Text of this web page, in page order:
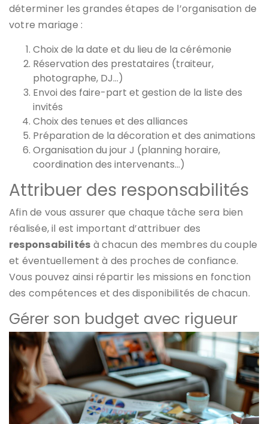
déterminer les grandes étapes de l’organisation de
votre mariage :
Choix de la date et du lieu de la cérémonie
Réservation des prestataires (traiteur,
photographe, DJ…)
Envoi des faire-part et gestion de la liste des
invités
Choix des tenues et des alliances
Préparation de la décoration et des animations
Organisation du jour J (planning horaire,
coordination des intervenants…)
Attribuer des responsabilités
Afin de vous assurer que chaque tâche sera bien
réalisée, il est important d’attribuer des
responsabilités à chacun des membres du couple
et éventuellement à des proches de confiance.
Vous pouvez ainsi répartir les missions en fonction
des compétences et des disponibilités de chacun.
Gérer son budget avec rigueur